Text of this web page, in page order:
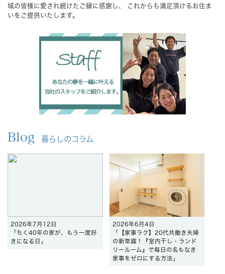
域の皆様に愛され続けたご縁に感謝し、
これからも満足頂けるお住ま
いをご提供いたします。
Blog 暮らしのコラム
2026年7月12日
「ちく40年の家が、もう一度好
きになる日」
2026年6月4日
「【家事ラク】20代共働き夫婦
の新常識！『室内干し・ランド
リールーム』で毎日の名もなき
家事をゼロにする方法」